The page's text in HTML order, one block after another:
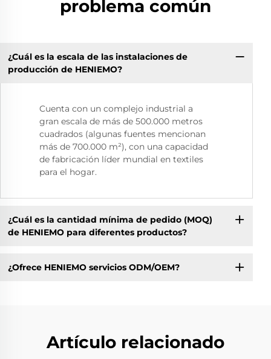
problema común
¿Cuál es la escala de las instalaciones de
producción de HENIEMO?
Cuenta con un complejo industrial a
gran escala de más de 500.000 metros
cuadrados (algunas fuentes mencionan
más de 700.000 m²), con una capacidad
de fabricación líder mundial en textiles
para el hogar.
¿Cuál es la cantidad mínima de pedido (MOQ)
de HENIEMO para diferentes productos?
¿Ofrece HENIEMO servicios ODM/OEM?
Artículo relacionado